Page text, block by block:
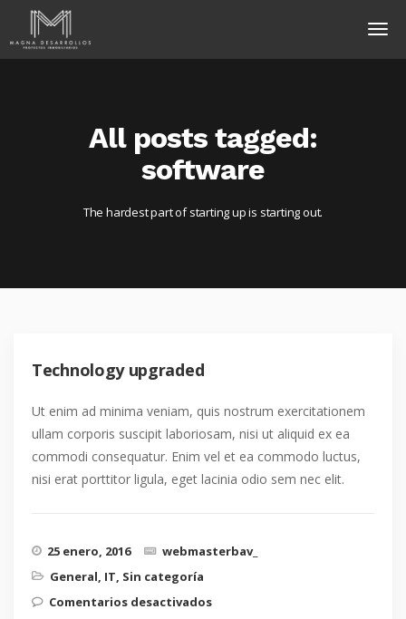
All posts tagged:
software
The hardest part of starting up is starting out.
Technology upgraded
Ut enim ad minima veniam, quis nostrum exercitationem
ullam corporis suscipit laboriosam, nisi ut aliquid ex ea
commodi consequatur. Enim vel et ea commodo luctus,
nisi erat porttitor ligula, eget lacinia odio sem nec elit.
25 enero, 2016
webmasterbav_
General, IT, Sin categoría
Comentarios desactivadosen Technology upgraded